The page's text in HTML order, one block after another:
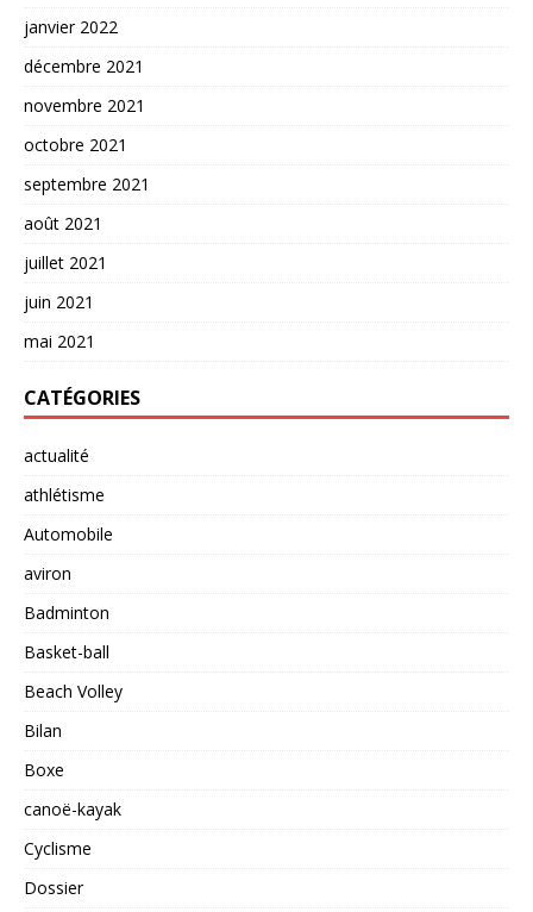
janvier 2022
décembre 2021
novembre 2021
octobre 2021
septembre 2021
août 2021
juillet 2021
juin 2021
mai 2021
CATÉGORIES
actualité
athlétisme
Automobile
aviron
Badminton
Basket-ball
Beach Volley
Bilan
Boxe
canoë-kayak
Cyclisme
Dossier